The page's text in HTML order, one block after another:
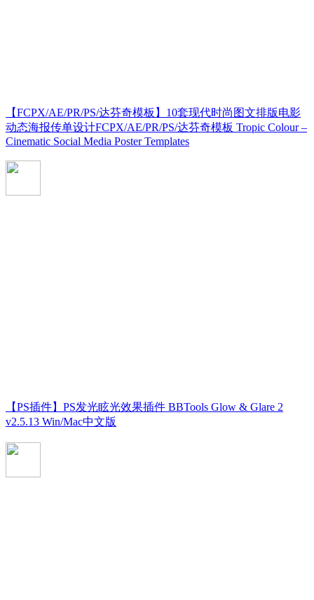
【FCPX/AE/PR/PS/达芬奇模板】10套现代时尚图文排版电影
动态海报传单设计FCPX/AE/PR/PS/达芬奇模板 Tropic Colour –
Cinematic Social Media Poster Templates
【PS插件】PS发光眩光效果插件 BBTools Glow & Glare 2
v2.5.13 Win/Mac中文版